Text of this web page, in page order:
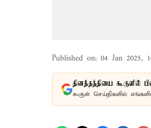
Published on: 04 Jan 2025,
தினத்தந்தியை கூகுளில்
கூகுள் செய்திகளில்